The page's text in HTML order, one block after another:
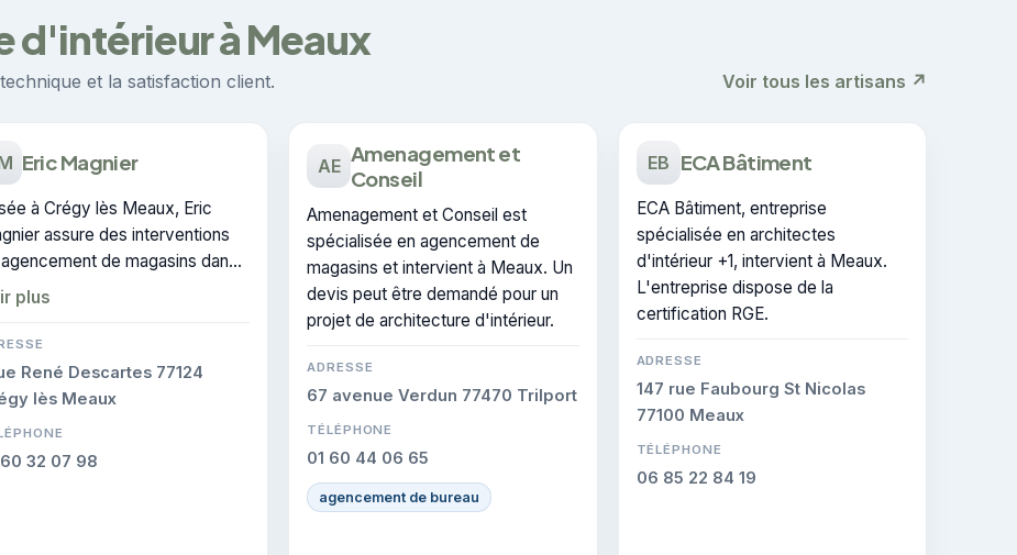
d'intérieur à Meaux
et la satisfaction client. Voir tous les artisans ↗
Eric Magnier
à Crégy lès Meaux, Eric
assure des interventions
de magasins dans
de Meaux. L'entreprise
être contactée pour des
de architecture d'intérieur.
plus
René Descartes 77124
lès Meaux
60 32 07 98
AE Amenagement et
Conseil
Amenagement et Conseil est
spécialisée en agencement de
magasins et intervient à Meaux. Un
devis peut être demandé pour un
projet de architecture d'intérieur.
ADRESSE
67 avenue Verdun 77470 Trilport
TÉLÉPHONE
01 60 44 06 65
agencement de bureau
EB ECA Bâtiment
ECA Bâtiment, entreprise
spécialisée en architectes
d'intérieur +1, intervient à Meaux.
L'entreprise dispose de la
certification RGE.
ADRESSE
147 rue Faubourg St Nicolas
77100 Meaux
TÉLÉPHONE
06 85 22 84 19